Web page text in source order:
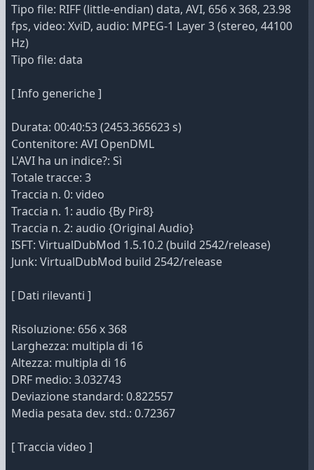
Tipo file: RIFF (little-endian) data, AVI, 656 x 368, 23.98
fps, video: XviD, audio: MPEG-1 Layer 3 (stereo, 44100
Hz)
Tipo file: data
[ Info generiche ]
Durata: 00:40:53 (2453.365623 s)
Contenitore: AVI OpenDML
L'AVI ha un indice?: Sì
Totale tracce: 3
Traccia n. 0: video
Traccia n. 1: audio {By Pir8}
Traccia n. 2: audio {Original Audio}
ISFT: VirtualDubMod 1.5.10.2 (build 2542/release)
Junk: VirtualDubMod build 2542/release
[ Dati rilevanti ]
Risoluzione: 656 x 368
Larghezza: multipla di 16
Altezza: multipla di 16
DRF medio: 3.032743
Deviazione standard: 0.822557
Media pesata dev. std.: 0.72367
[ Traccia video ]